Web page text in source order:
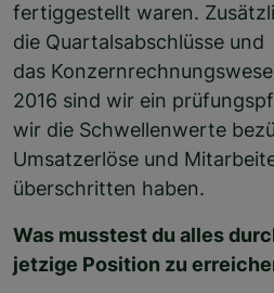
fertiggestellt waren.
die Quartalsabschlüsse und
das
2016 sind wir ein
wir die Schwellenwerte
Umsatzerlöse und
überschritten haben.
Was musstest du alles
jetzige Position zu